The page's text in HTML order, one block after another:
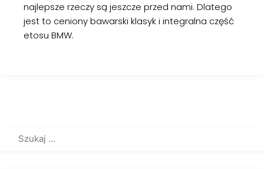
najlepsze rzeczy są jeszcze przed nami. Dlatego
jest to ceniony bawarski klasyk i integralna część
etosu BMW.